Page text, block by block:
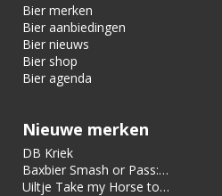
Bier merken
Bier aanbiedingen
Bier nieuws
Bier shop
Bier agenda
Nieuwe merken
DB Kriek
Baxbier Smash or Pass:
Strata
Uiltje Take my Horse to